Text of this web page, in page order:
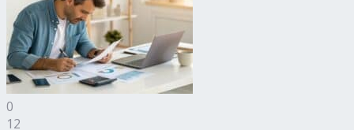
0
12